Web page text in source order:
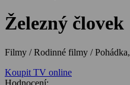
Železný človek
Filmy / Rodinné filmy / Pohádka,
Koupit TV online
Hodnocení: